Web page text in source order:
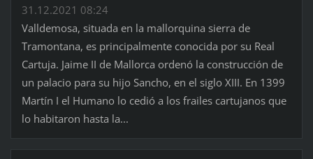
31.12.2021 08:24
Valldemosa, situada en la mallorquina sierra de
Tramontana, es principalmente conocida por su Real
Cartuja. Jaime II de Mallorca ordenó la construcción de
un palacio para su hijo Sancho, en el siglo XIII. En 1399
Martín I el Humano lo cedió a los frailes cartujanos que
lo habitaron hasta la...